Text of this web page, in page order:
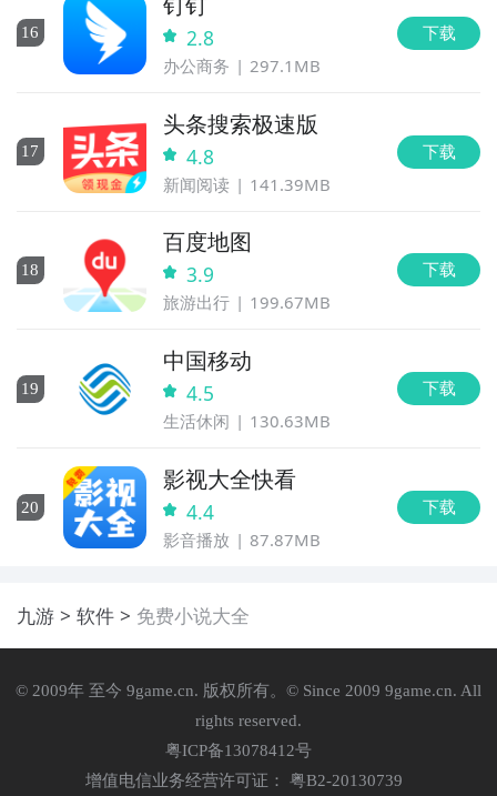
16 2.8
办公商务 297.1MB
下载
17
头条搜索极速版
4.8
新闻阅读 141.39MB
下载
18
百度地图
3.9
旅游出行 199.67MB
下载
19
中国移动
4.5
生活休闲 130.63MB
下载
20
影视大全快看
4.4
影音播放 87.87MB
下载
九游 软件 免费小说大全
© 2009年 至今 9game.cn. 版权所有。© Since 2009 9game.cn. All
rights reserved.
粤ICP备13078412号
增值电信业务经营许可证： 粤B2-20130739